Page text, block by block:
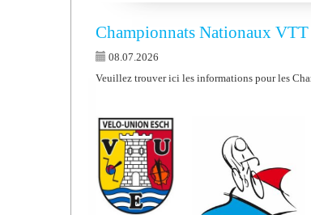
Championnats Nationaux
08.07.2026
Veuillez trouver ici les informations pour les